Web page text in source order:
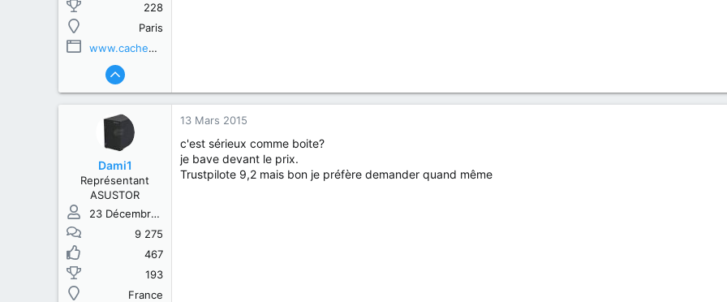
228
Paris
www.cachem.fr
Dami1
Représentant
ASUSTOR
23 Décembre 2013
9 275
467
193
France
13 Mars 2015
c'est sérieux comme boite?
je bave devant le prix.
Trustpilote 9,2 mais bon je préfère demander quand même